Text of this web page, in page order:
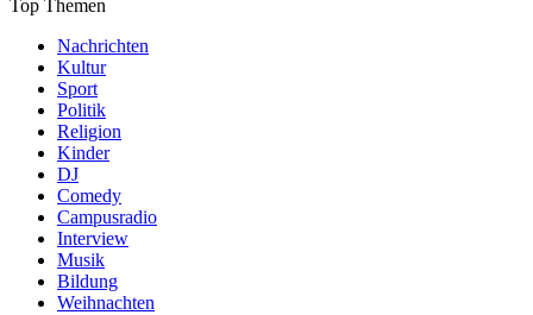
Top Themen
Nachrichten
Kultur
Sport
Politik
Religion
Kinder
DJ
Comedy
Campusradio
Interview
Musik
Bildung
Weihnachten